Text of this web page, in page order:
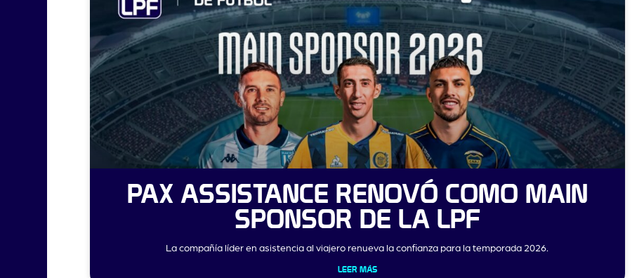
PAX ASSISTANCE RENOVÓ COMO MAIN
SPONSOR DE LA LPF
La compañía líder en asistencia al viajero renueva la confianza para la temporada 2026.
LEER MÁS